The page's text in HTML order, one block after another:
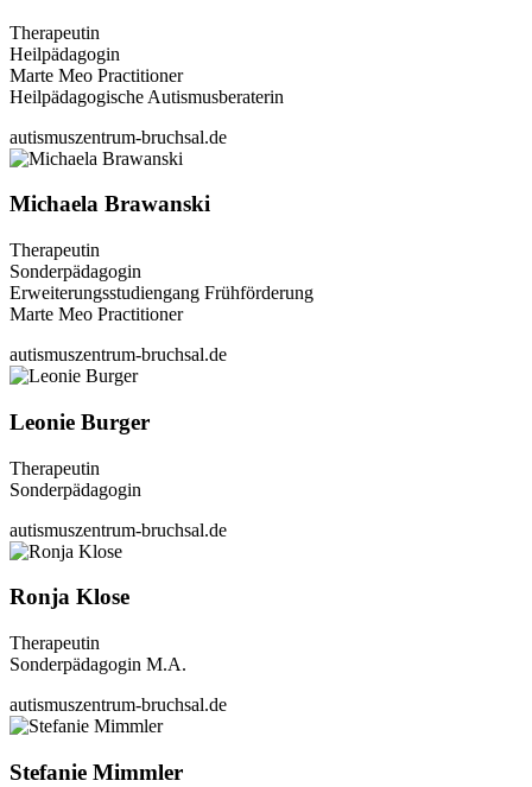
Therapeutin
Heilpädagogin
Marte Meo Practitioner
Heilpädagogische Autismusberaterin
autismuszentrum-bruchsal.de
Michaela Brawanski
Therapeutin
Sonderpädagogin
Erweiterungsstudiengang Frühförderung
Marte Meo Practitioner
autismuszentrum-bruchsal.de
Leonie Burger
Therapeutin
Sonderpädagogin
autismuszentrum-bruchsal.de
Ronja Klose
Therapeutin
Sonderpädagogin M.A.
autismuszentrum-bruchsal.de
Stefanie Mimmler